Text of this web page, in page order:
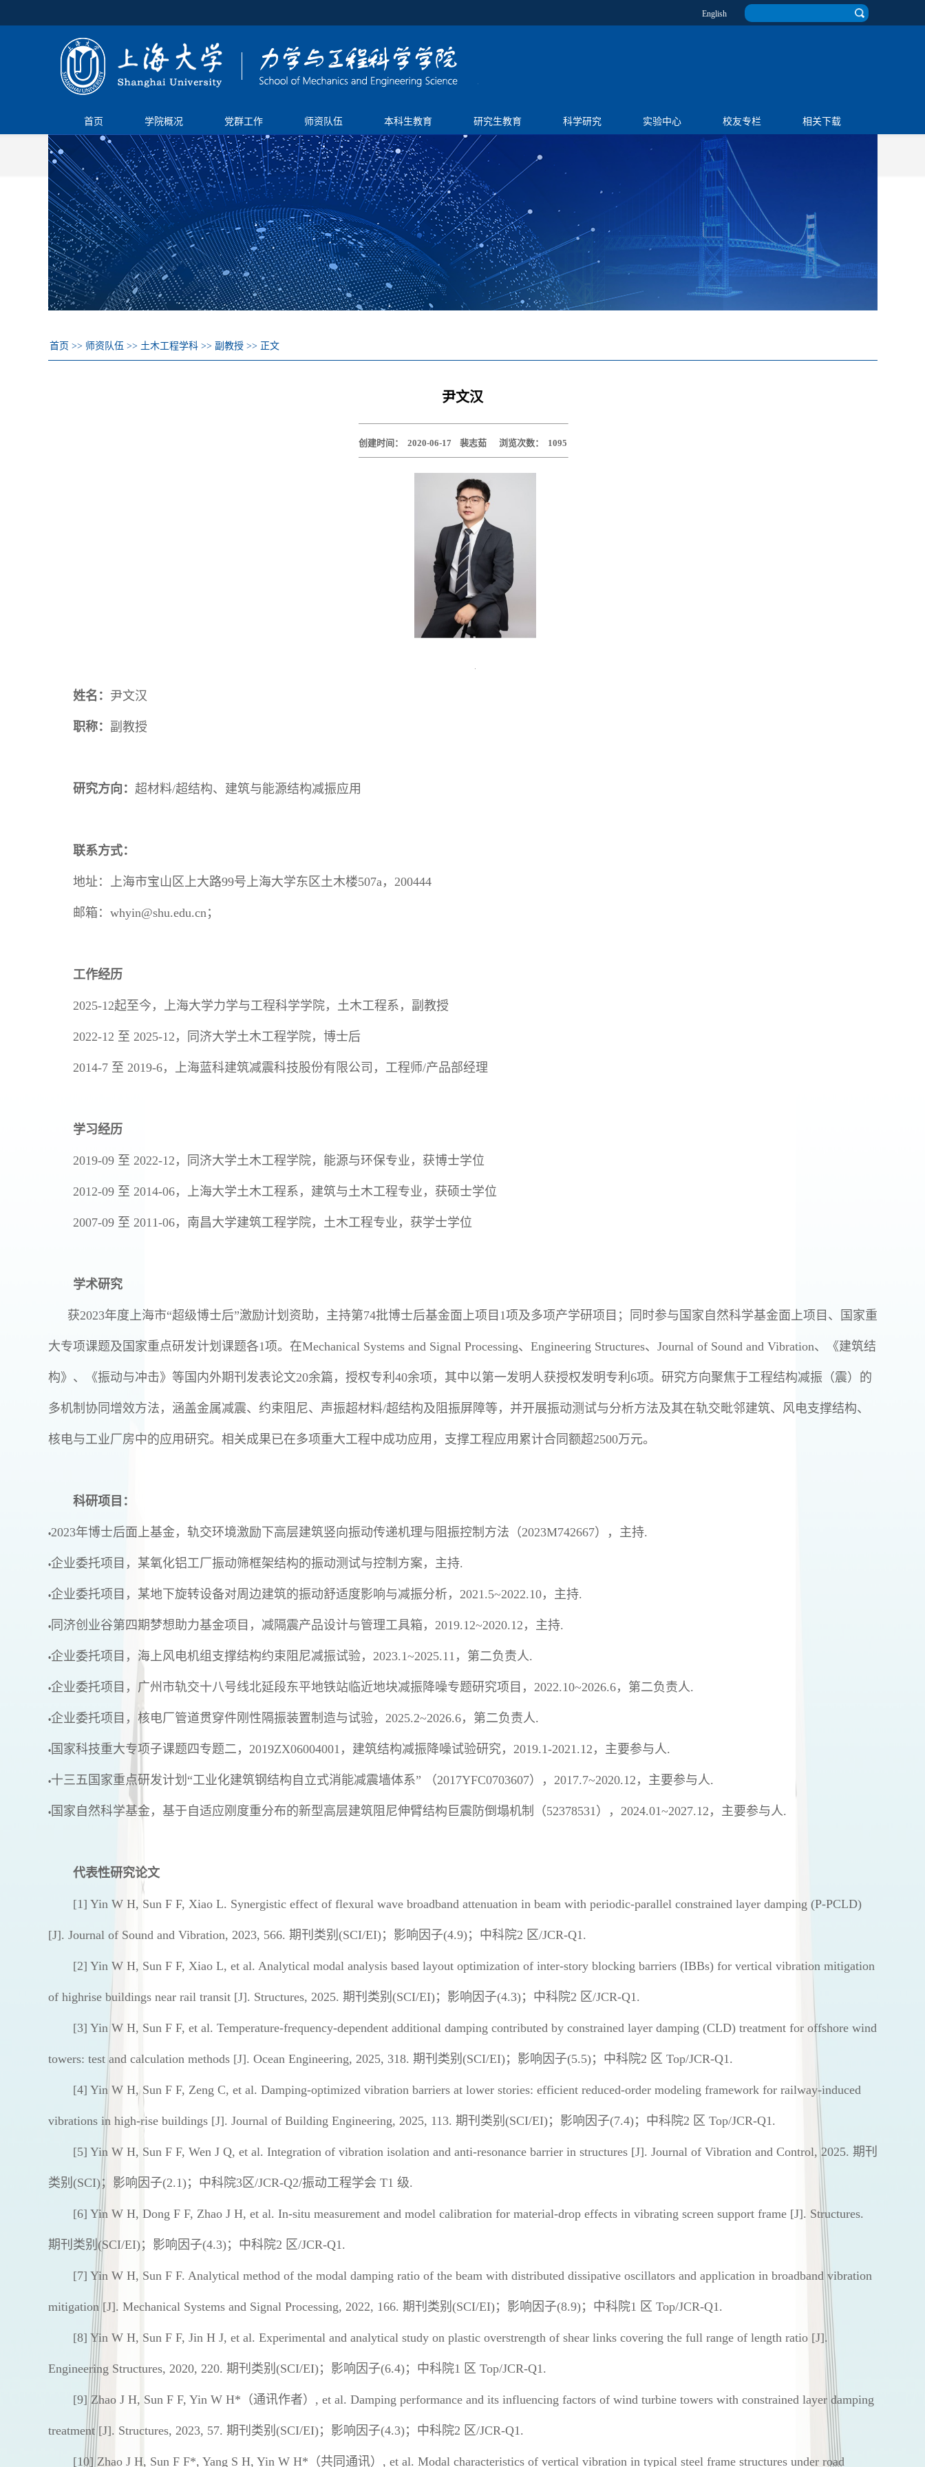
English
首页 学院概况 党群工作 师资队伍 本科生教育 研究生教育 科学研究 实验中心 校友专栏 相关下载
首页 >> 师资队伍 >> 土木工程学科 >> 副教授 >> 正文
尹文汉
创建时间： 2020-06-17 裴志茹 浏览次数： 1095
姓名： 尹文汉
职称： 副教授
研究方向： 超材料/超结构、建筑与能源结构减振应用
联系方式：
地址：上海市宝山区上大路99号上海大学东区土木楼507a， 200444
邮箱： whyin@shu.edu.cn；
工作经历
2025-12起至今，上海大学力学与工程科学学院，土木工程系，副教授
2022-12 至 2025-12 ，同济大学土木工程学院，博士后
2014-7 至 2019-6，上海蓝科建筑减震科技股份有限公司，工程师/产品部经理
学习经历
2019-09 至 2022-12 ，同济大学土木工程学院，能源与环保专业，获博士学位
2012-09 至 2014-06，上海大学土木工程系，建筑与土木工程专业，获硕士学位
2007-09 至 2011-06，南昌大学建筑工程学院，土木工程专业，获学士学位
学术研究
获2023年度上海市“超级博士后”激励计划资助，主持第74批博士后基金面上项目 1项及多项产学研项目；同时参与国家自然科学基金面上项目、国家重
大专项课题及国家重点研发计划课题各1项。在Mechanical Systems and Signal Processing、 Engineering Structures、 Journal of Sound and Vibration、《建筑结
构》、《振动与冲击》等国内外期刊发表论文20余篇，授权专利 40余项，其中以第一发明人获授权发明专利 6项。研究方向聚焦于工程结构减振（震）的
多机制协同增效方法，涵盖金属减震、约束阻尼、声振超材料/超结构及阻振屏障等，并开展振动测试与分析方法及其在轨交毗邻建筑、风电支撑结构、
核电与工业厂房中的应用研究。相关成果已在多项重大工程中成功应用，支撑工程应用累计合同额超2500万元。
科研项目：
•2023年博士后面上基金，轨交环境激励下高层建筑竖向振动传递机理与阻振控制方法（2023M742667），主持.
•企业委托项目，某氧化铝工厂振动筛框架结构的振动测试与控制方案，主持.
•企业委托项目，某地下旋转设备对周边建筑的振动舒适度影响与减振分析， 2021.5~2022.10，主持.
•同济创业谷第四期梦想助力基金项目，减隔震产品设计与管理工具箱， 2019.12~2020.12 ，主持.
•企业委托项目， 海上风电机组支撑结构约束阻尼减振试验， 2023.1~2025.11 ，第二负责人.
•企业委托项目， 广州市轨交十八号线北延段东平地铁站临近地块减振降噪专题研究项目， 2022.10~2026.6，第二负责人.
•企业委托项目，核电厂管道贯穿件刚性隔振装置制造与试验， 2025.2~2026.6，第二负责人.
•国家科技重大专项子课题四专题二， 2019ZX06004001 ，建筑结构减振降噪试验研究， 2019.1-2021.12 ，主要参与人.
•十三五国家重点研发计划 “工业化建筑钢结构自立式消能减震墙体系” （2017YFC0703607）， 2017.7~2020.12 ，主要参与人.
•国家自然科学基金，基于自适应刚度重分布的新型高层建筑阻尼伸臂结构巨震防倒塌机制（52378531）， 2024.01~2027.12 ，主要参与人.
代表性研究论文
[1] Yin W H, Sun F F, Xiao L. Synergistic effect of flexural wave broadband attenuation in beam with periodic-parallel constrained layer damping (P-PCLD)
[J]. Journal of Sound and Vibration, 2023, 566. 期刊类别 (SCI/EI)；影响因子(4.9)；中科院2 区/JCR-Q1.
[2] Yin W H, Sun F F, Xiao L, et al. Analytical modal analysis based layout optimization of inter-story blocking barriers (IBBs) for vertical vibration mitigation
of highrise buildings near rail transit [J]. Structures, 2025. 期刊类别 (SCI/EI)；影响因子(4.3)；中科院2 区/JCR-Q1.
[3] Yin W H, Sun F F, et al. Temperature-frequency-dependent additional damping contributed by constrained layer damping (CLD) treatment for offshore wind
towers: test and calculation methods [J]. Ocean Engineering, 2025, 318. 期刊类别 (SCI/EI)；影响因子(5.5)；中科院2 区 Top/JCR-Q1.
[4] Yin W H, Sun F F, Zeng C, et al. Damping-optimized vibration barriers at lower stories: efficient reduced-order modeling framework for railway-induced
vibrations in high-rise buildings [J]. Journal of Building Engineering, 2025, 113. 期刊类别 (SCI/EI)；影响因子(7.4)；中科院2 区 Top/JCR-Q1.
[5] Yin W H, Sun F F, Wen J Q, et al. Integration of vibration isolation and anti-resonance barrier in structures [J]. Journal of Vibration and Control, 2025. 期刊
类别 (SCI)；影响因子(2.1)；中科院3区/JCR-Q2/振动工程学会 T1 级.
[6] Yin W H, Dong F F, Zhao J H, et al. In-situ measurement and model calibration for material-drop effects in vibrating screen support frame [J]. Structures.
期刊类别 (SCI/EI)；影响因子(4.3)；中科院2 区/JCR-Q1.
[7] Yin W H, Sun F F. Analytical method of the modal damping ratio of the beam with distributed dissipative oscillators and application in broadband vibration
mitigation [J]. Mechanical Systems and Signal Processing, 2022, 166. 期刊类别 (SCI/EI)；影响因子(8.9)；中科院1 区 Top/JCR-Q1.
[8] Yin W H, Sun F F, Jin H J, et al. Experimental and analytical study on plastic overstrength of shear links covering the full range of length ratio [J].
Engineering Structures, 2020, 220. 期刊类别 (SCI/EI)；影响因子(6.4)；中科院1 区 Top/JCR-Q1.
[9] Zhao J H, Sun F F, Yin W H* （通讯作者） , et al. Damping performance and its influencing factors of wind turbine towers with constrained layer damping
treatment [J]. Structures, 2023, 57. 期刊类别 (SCI/EI)；影响因子(4.3)；中科院2 区/JCR-Q1.
[10] Zhao J H, Sun F F*, Yang S H, Yin W H* （共同通讯） , et al. Modal characteristics of vertical vibration in typical steel frame structures under road